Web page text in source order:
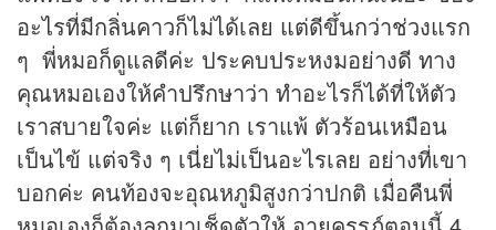
อะไรที่มีกลิ่นคาวก็ไม่ได้เลย แต่ดีขึ้นกว่าช่วงแรก
ๆ พี่หมอก็ดูแลดีค่ะ ประคบประหงมอย่างดี ทาง
คุณหมอเองให้คำปรึกษาว่า ทำอะไรก็ได้ที่ให้ตัว
เราสบายใจค่ะ แต่ก็ยาก เราแพ้ ตัวร้อนเหมือน
เป็นไข้ แต่จริง ๆ เนี่ยไม่เป็นอะไรเลย อย่างที่เขา
บอกค่ะ คนท้องจะอุณหภูมิสูงกว่าปกติ เมื่อคืนพี่